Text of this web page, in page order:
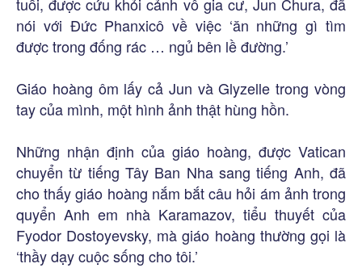
nói với Đức Phanxicô về việc ‘ăn những gì tìm
được trong đống rác … ngủ bên lề đường.’
Giáo hoàng ôm lấy cả Jun và Glyzelle trong vòng
tay của mình, một hình ảnh thật hùng hồn.
Những nhận định của giáo hoàng, được Vatican
chuyển từ tiếng Tây Ban Nha sang tiếng Anh, đã
cho thấy giáo hoàng nắm bắt câu hỏi ám ảnh trong
quyển Anh em nhà Karamazov, tiểu thuyết của
Fyodor Dostoyevsky, mà giáo hoàng thường gọi là
‘thầy dạy cuộc sống cho tôi.’